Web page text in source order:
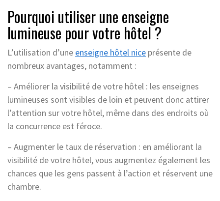
Pourquoi utiliser une enseigne
lumineuse pour votre hôtel ?
L’utilisation d’une enseigne hôtel nice présente de
nombreux avantages, notamment :
– Améliorer la visibilité de votre hôtel : les enseignes
lumineuses sont visibles de loin et peuvent donc attirer
l’attention sur votre hôtel, même dans des endroits où
la concurrence est féroce.
– Augmenter le taux de réservation : en améliorant la
visibilité de votre hôtel, vous augmentez également les
chances que les gens passent à l’action et réservent une
chambre.